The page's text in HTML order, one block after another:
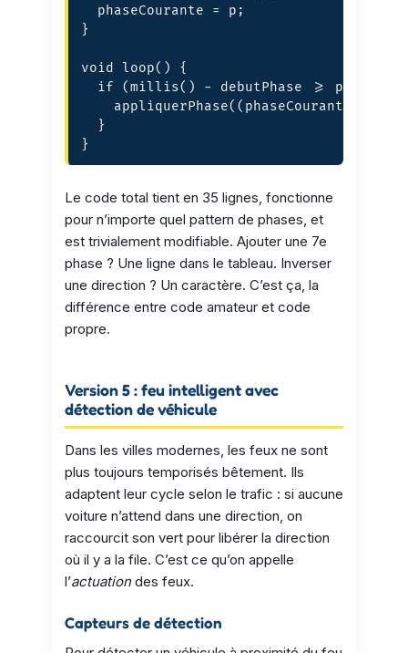
  phaseCourante = p;
}
void loop() {
if (millis() - debutPhase >=
appliquerPhase((phaseCourante + 1)
  }
}
Le code total tient en 35 lignes, fonctionne
pour n’importe quel pattern de phases, et
est trivialement modifiable. Ajouter une 7e
phase ? Une ligne dans le tableau. Inverser
une direction ? Un caractère. C’est ça, la
différence entre code amateur et code
propre.
Version 5 : feu intelligent avec
détection de véhicule
Dans les villes modernes, les feux ne sont
plus toujours temporisés bêtement. Ils
adaptent leur cycle selon le trafic : si aucune
voiture n’attend dans une direction, on
raccourcit son vert pour libérer la direction
où il y a la file. C’est ce qu’on appelle
l’actuationdes feux.
Capteurs de détection